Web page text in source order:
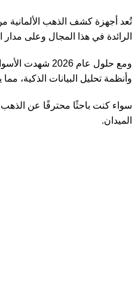
تُعد أجهزة كشف الذهب الألمانية
الرائدة في هذا المجال وعلى
ومع حلول عام
وأنظمة تحليل البيانات الذكية،
سواء كنت باحثًا محترفًا عن الذهب
الميدان.